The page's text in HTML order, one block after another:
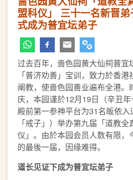
盟科仪」 三十一名新晋
式成为普宜坛弟子
过去百年，啬色园黄大仙祠普宜
「普济劝善」宝训，致力於香
阐教，使啬色园善业遍布全港。
庆，本园谨於12月19日（辛丑
殿前第一参神平台为31名皈依
「戒子」）举办第九届「道教
仪」。由於本园会员人数有限，
的最後一届，因缘难得。
道长见证下成为普宜坛弟子